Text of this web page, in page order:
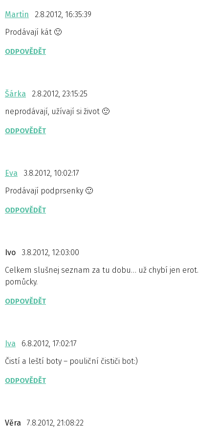
Martin
2.8.2012, 16:35:39
Prodávají kát 🙂
ODPOVĚDĚT
Šárka
2.8.2012, 23:15:25
neprodávají, užívají si život 🙂
ODPOVĚDĚT
Eva
3.8.2012, 10:02:17
Prodávají podprsenky 🙂
ODPOVĚDĚT
Ivo
3.8.2012, 12:03:00
Celkem slušnej seznam za tu dobu… už chybí jen erot.
pomůcky.
ODPOVĚDĚT
Iva
6.8.2012, 17:02:17
Čistí a leští boty – pouliční čističi bot:)
ODPOVĚDĚT
Věra
7.8.2012, 21:08:22